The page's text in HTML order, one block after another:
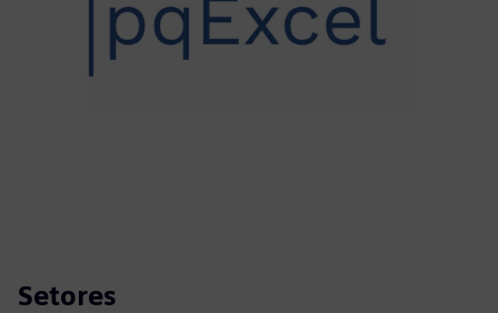
Setores